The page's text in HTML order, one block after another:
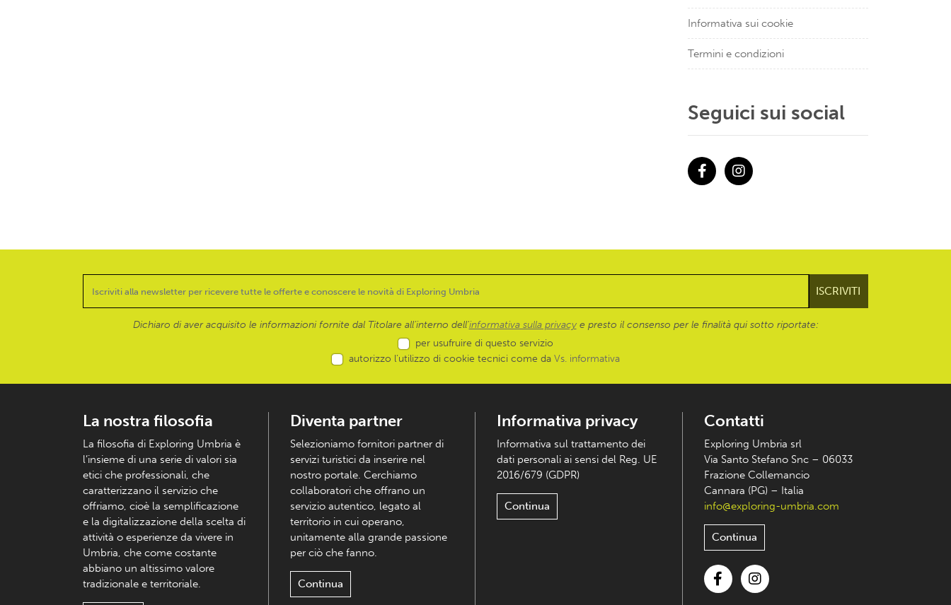
Informativa sui cookie
Termini e condizioni
Seguici sui social
Dichiaro di aver acquisito le informazioni fornite dal Titolare all’interno dell'informativa sulla privacye presto il consenso per le finalità qui sotto riportate:
per usufruire di questo servizio
autorizzo l’utilizzo di cookie tecnici come da Vs. informativa
La nostra filosofia
La filosofia di Exploring Umbria è
l’insieme di una serie di valori sia
etici che professionali, che
caratterizzano il servizio che
offriamo, cioè la semplificazione
e la digitalizzazione della scelta di
attività o esperienze da vivere in
Umbria, che come costante
abbiano un altissimo valore
tradizionale e territoriale.
Diventa partner
Selezioniamo fornitori partner di
servizi turistici da inserire nel
nostro portale. Cerchiamo
collaboratori che offrano un
servizio autentico, legato al
territorio in cui operano,
unitamente alla grande passione
per ciò che fanno.
Continua
Informativa privacy
Informativa sul trattamento dei
dati personali ai sensi del Reg. UE
2016/679 (GDPR)
Continua
Contatti
Exploring Umbria srl
Via Santo Stefano Snc – 06033
Frazione Collemancio
Cannara (PG) – Italia
info@exploring-umbria.com
Continua